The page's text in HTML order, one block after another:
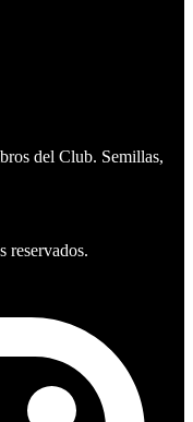
del Club. Semillas,
reservados.